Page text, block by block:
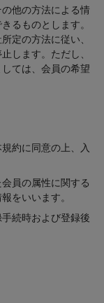
他の方法による情
るものとします。
定の方法に従い、
します。ただし、
ては、会員の希望
約に同意の上、入
員の属性に関する
をいいます。
続時および登録後